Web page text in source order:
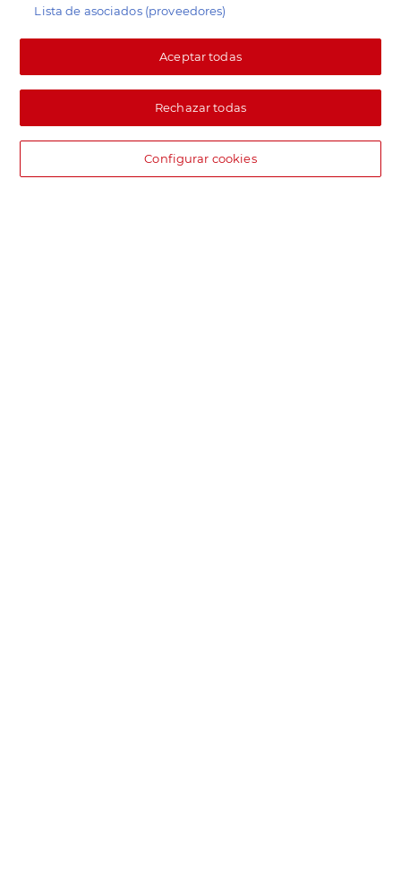
Lista de asociados (proveedores)
Aceptar todas
Rechazar todas
Configurar cookies